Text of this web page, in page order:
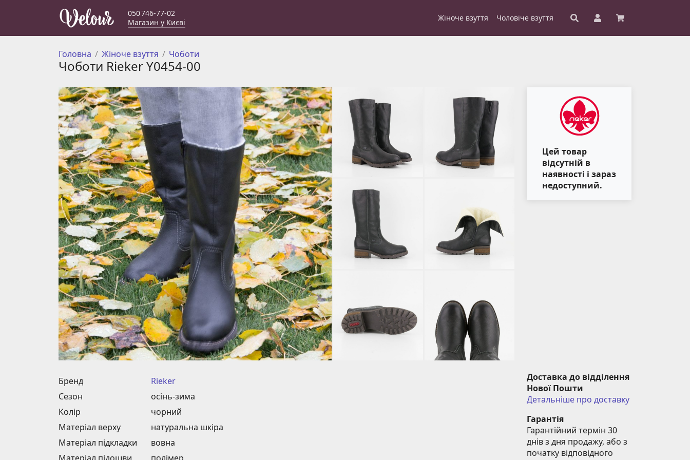
050 746-77-02
Магазин у Києві
Жіноче взуття Чоловіче взуття
Головна Жіноче взуття Чоботи
Чоботи Rieker Y0454-00
Цей товар
відсутній в
наявності і зараз
недоступний.
Бренд
Rieker
Сезон
осінь-зима
Колір
чорний
Матеріал верху
натуральна шкіра
Матеріал підкладки
вовна
Доставка до відділення
Нової Пошти
Детальніше про доставку
Гарантія
Гарантійний термін 30
днів з дня продажу, або з
початку відповідного